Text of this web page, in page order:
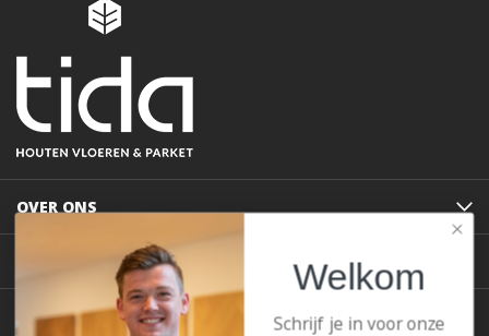
OVER ONS
KLANTENSERVICE
POPULAIRSTE BLOGS
Welkom
Schrijf je in voor onze